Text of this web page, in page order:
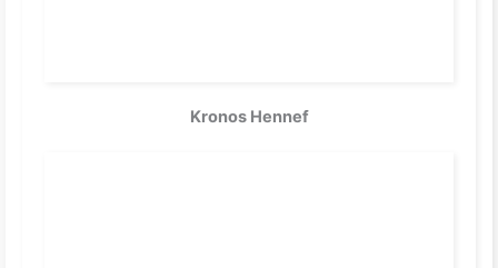
Kronos Hennef